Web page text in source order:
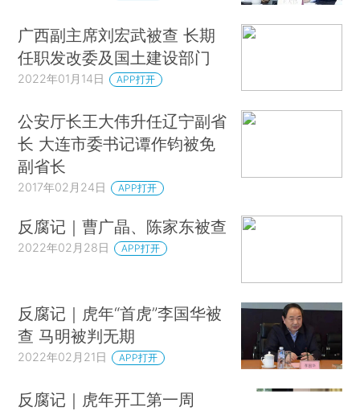
广西副主席刘宏武被查 长期
任职发改委及国土建设部门
2022年01月14日 APP打开
公安厅长王大伟升任辽宁副省
长 大连市委书记谭作钧被免
副省长
2017年02月24日 APP打开
反腐记｜曹广晶、陈家东被查
2022年02月28日 APP打开
反腐记｜虎年“首虎”李国华被
查 马明被判无期
2022年02月21日 APP打开
反腐记｜虎年开工第一周